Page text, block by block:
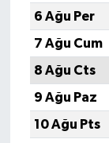
6 Ağu Per
7 Ağu Cum
8 Ağu Cts
9 Ağu Paz
10 Ağu Pts